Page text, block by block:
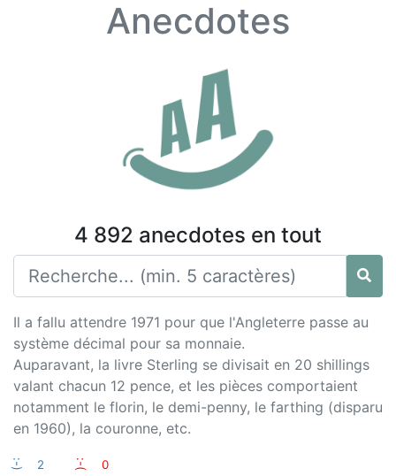
Anecdotes
4 892 anecdotes en tout
Il a fallu attendre 1971 pour que l'Angleterre passe au
système décimal pour sa monnaie.
Auparavant, la livre Sterling se divisait en 20 shillings
valant chacun 12 pence, et les pièces comportaient
notamment le florin, le demi-penny, le farthing (disparu
en 1960), la couronne, etc.
:-) 2 :-(
0